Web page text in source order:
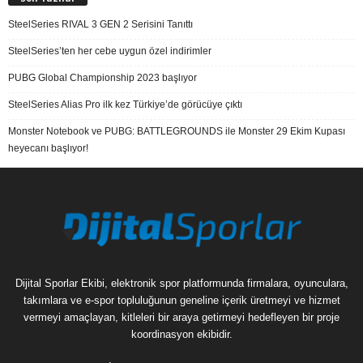
SteelSeries RIVAL 3 GEN 2 Serisini Tanıttı
SteelSeries’ten her cebe uygun özel indirimler
PUBG Global Championship 2023 başlıyor
SteelSeries Alias Pro ilk kez Türkiye’de görücüye çıktı
Monster Notebook ve PUBG: BATTLEGROUNDS ile Monster 29 Ekim Kupası
heyecanı başlıyor!
Dijital Sporlar Ekibi, elektronik spor platformunda firmalara, oyunculara,
takımlara ve e-spor topluluğunun geneline içerik üretmeyi ve hizmet
vermeyi amaçlayan, kitleleri bir araya getirmeyi hedefleyen bir proje
koordinasyon ekibidir.